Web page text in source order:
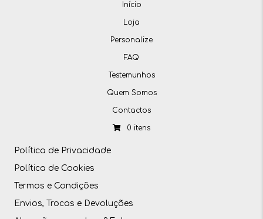
Início
Loja
Personalize
FAQ
Testemunhos
Quem Somos
Contactos
0 itens
Política de Privacidade
Política de Cookies
Termos e Condições
Envios, Trocas e Devoluções